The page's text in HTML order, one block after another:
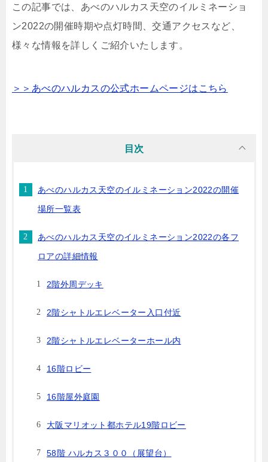
この記事では、あべのハルカス天空のイルミネーショ
ン2022の開催時期や点灯時間、交通アクセスなど、
様々な情報を詳しくご紹介いたします。
＞＞あべのハルカスの公式ホームページはこちら
目次
あべのハルカス天空のイルミネーション2022の開催
場所一覧表
あべのハルカス天空のイルミネーション2022の各フ
ロアの詳細情報
2階外周デッキ
2階シャトルエレベーター入口付近
2階シャトルエレベーターホール内
16階ロビー
16階屋外庭園
大阪マリオット都ホテル19階ロビー
58階 ハルカス３００（展望台）